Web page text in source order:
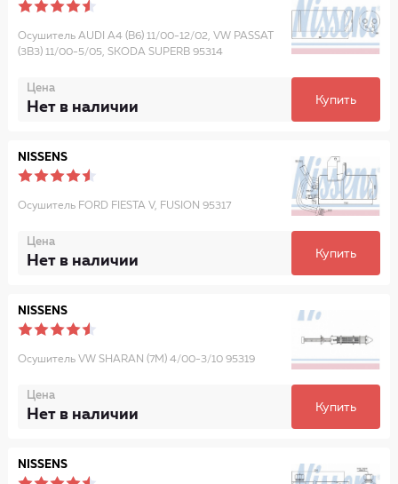
Осушитель AUDI A4 (B6) 11/00-12/02, VW PASSAT
(3B3) 11/00-5/05, SKODA SUPERB 95314
Цена
Нет в наличии Купить
NISSENS
Осушитель FORD FIESTA V, FUSION 95317
Цена
Нет в наличии Купить
NISSENS
Осушитель VW SHARAN (7M) 4/00-3/10 95319
Цена
Нет в наличии Купить
NISSENS